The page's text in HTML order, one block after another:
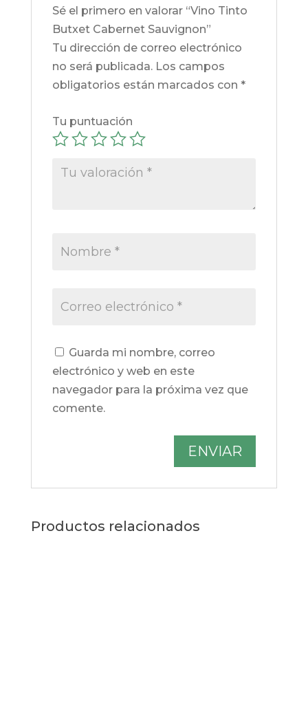
Sé el primero en valorar “Vino Tinto
Butxet Cabernet Sauvignon”
Tu dirección de correo electrónico
no será publicada. Los campos
obligatorios están marcados con *
Tu puntuación
Guarda mi nombre, correo
electrónico y web en este
navegador para la próxima vez que
comente.
Productos relacionados